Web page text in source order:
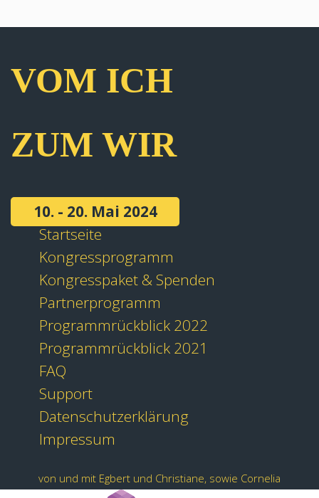
VOM ICH
ZUM WIR
10. - 20. Mai 2024
Startseite
Kongressprogramm
Kongresspaket & Spenden
Partnerprogramm
Programmrückblick 2022
Programmrückblick 2021
FAQ
Support
Datenschutzerklärung
Impressum
von und mit Egbert und Christiane, sowie Cornelia